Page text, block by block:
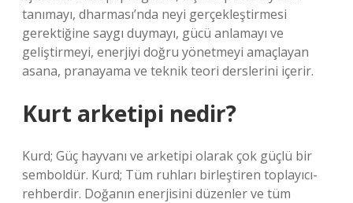
tanımayı, dharması’nda neyi gerçekleştirmesi
gerektiğine saygı duymayı, gücü anlamayı ve
geliştirmeyi, enerjiyi doğru yönetmeyi amaçlayan
asana, pranayama ve teknik teori derslerini içerir.
Kurt arketipi nedir?
Kurd; Güç hayvanı ve arketipi olarak çok güçlü bir
semboldür. Kurd; Tüm ruhları birleştiren toplayıcı-
rehberdir. Doğanın enerjisini düzenler ve tüm